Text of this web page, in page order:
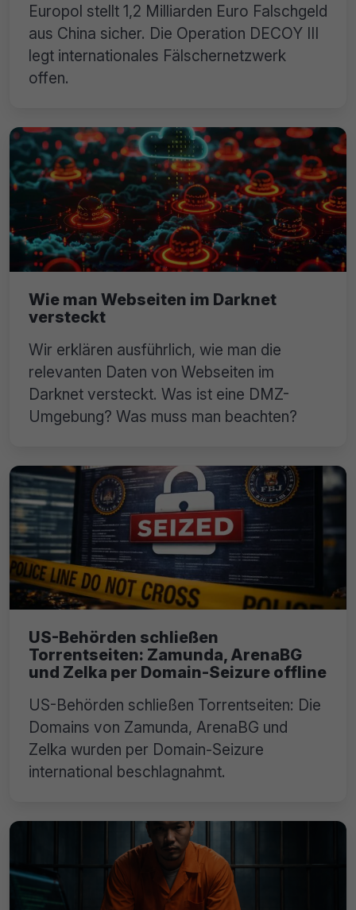
Europol stellt 1,2 Milliarden Euro Falschgeld
aus China sicher. Die Operation DECOY III
legt internationales Fälschernetzwerk
offen.
Wie man Webseiten im Darknet
versteckt
Wir erklären ausführlich, wie man die
relevanten Daten von Webseiten im
Darknet versteckt. Was ist eine DMZ-
Umgebung? Was muss man beachten?
US-Behörden schließen
Torrentseiten: Zamunda, ArenaBG
und Zelka per Domain-Seizure offline
US-Behörden schließen Torrentseiten: Die
Domains von Zamunda, ArenaBG und
Zelka wurden per Domain-Seizure
international beschlagnahmt.